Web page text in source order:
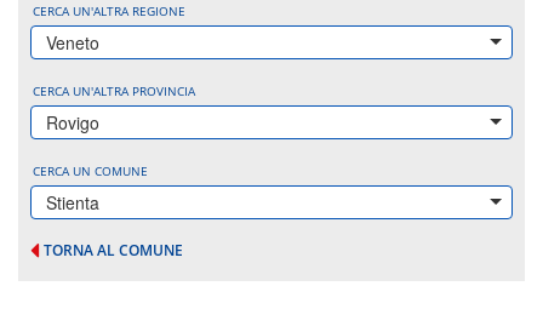
CERCA UN'ALTRA REGIONE
Veneto
CERCA UN'ALTRA PROVINCIA
Rovigo
CERCA UN COMUNE
Stienta
TORNA AL COMUNE